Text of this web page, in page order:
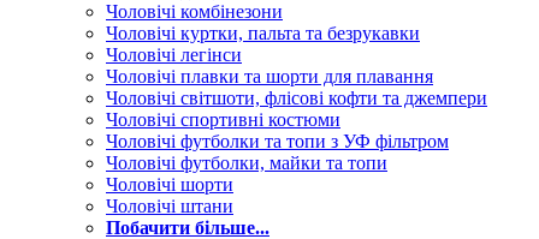
Чоловічі комбінезони
Чоловічі куртки, пальта та безрукавки
Чоловічі легінси
Чоловічі плавки та шорти для плавання
Чоловічі світшоти, флісові кофти та джемпери
Чоловічі спортивні костюми
Чоловічі футболки та топи з УФ фільтром
Чоловічі футболки, майки та топи
Чоловічі шорти
Чоловічі штани
Побачити більше...